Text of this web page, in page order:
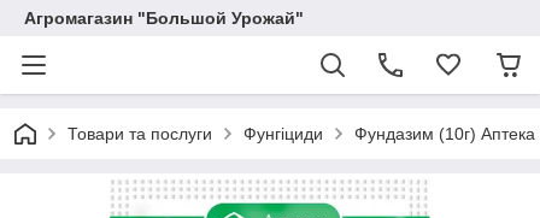
Агромагазин "Большой Урожай"
Товари та послуги Фунгіциди Фундазим (10г) Аптека